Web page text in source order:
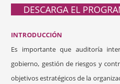
DESCARGA EL
INTRODUCCIÓN
Es importante que auditoría
gobierno, gestión de riesgos y
objetivos estratégicos de la